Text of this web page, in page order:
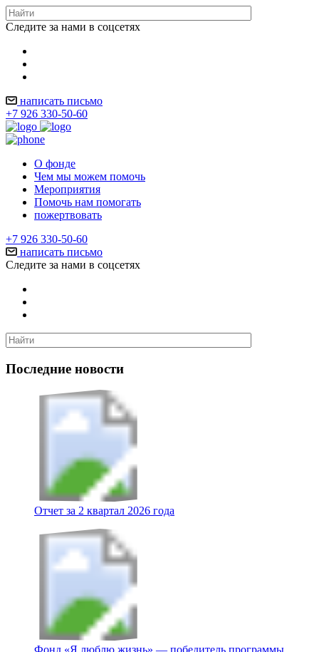
Следите за нами в соцсетях
написать письмо
+7 926 330-50-60
О фонде
Чем мы можем помочь
Мероприятия
Помочь нам помогать
пожертвовать
+7 926 330-50-60
написать письмо
Следите за нами в соцсетях
Последние новости
Отчет за 2 квартал 2026 года